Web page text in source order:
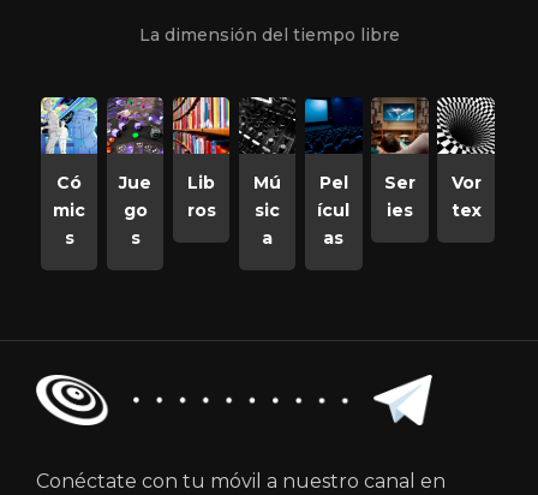
La dimensión del tiempo libre
Có
mic
s
Jue
go
s
Lib
ros
Mú
sic
a
Pel
ícul
as
Ser
ies
Vor
tex
Conéctate con tu móvil a nuestro canal en